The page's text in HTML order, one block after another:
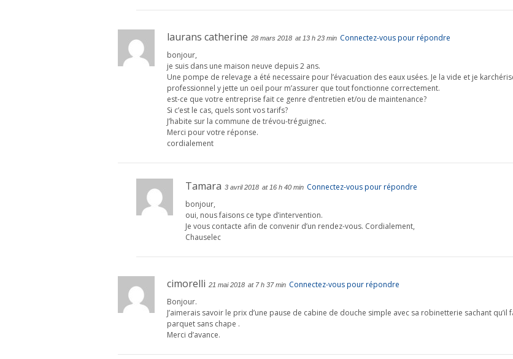
laurans catherine 28 mars 2018 at 13 h 23 min Connectez-vous pour répondre
bonjour,
je suis dans une maison neuve depuis 2 ans.
Une pompe de relevage a été necessaire pour l’évacuation des eaux usées. Je la vide et je
professionnel y jette un oeil pour m’assurer que tout fonctionne correctement.
est-ce que votre entreprise fait ce genre d’entretien et/ou de maintenance?
Si c’est le cas, quels sont vos tarifs?
J’habite sur la commune de trévou-tréguignec.
Merci pour votre réponse.
cordialement
Tamara 3 avril 2018 at 16 h 40 min Connectez-vous pour répondre
bonjour,
oui, nous faisons ce type d’intervention.
Je vous contacte afin de convenir d’un rendez-vous. Cordialement,
Chauselec
cimorelli 21 mai 2018 at 7 h 37 min Connectez-vous pour répondre
Bonjour.
J’aimerais savoir le prix d’une pause de cabine de douche simple avec sa robinetterie sachant
parquet sans chape .
Merci d’avance.